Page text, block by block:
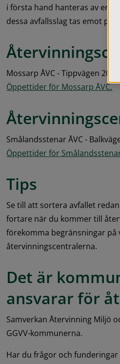
i första hand hanteras av
dessa avfallsslag tas emot på
Mossarp ÅVC - Tippvägen 20,
Öppettider för Mossarp ÅVC.
Smålandsstenar ÅVC -
Öppettider för
Tips
Se till att sortera avfallet
fortare när du kommer till
förekomma begränsningar på
återvinningscentralerna.
Det är
ansvarar för
Samverkan Återvinning Miljö
GGVV-kommunerna.
Har du frågor och funderingar